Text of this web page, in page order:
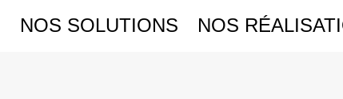
NOS SOLUTIONS NOS